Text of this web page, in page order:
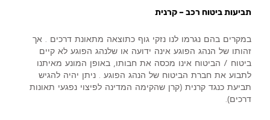
תביעות ביטוח רכב – קרנית
במקרים בהם נגרמו לנו נזקי גוף כתוצאה מתאונת דרכים . אך
זהותו של הנהג הפוגע אינה ידועה או שלנהג הפוגע לא קיים
ביטוח / הביטוח אינו מכסה את חבותו, באופן המונע מאיתנו
לתבוע את חברת הביטוח של הנהג הפוגע . ניתן יהיה להגיש
תביעת כנגד קרנית (קרן שהקימה המדינה לפיצוי נפגעי תאונות
דרכים).